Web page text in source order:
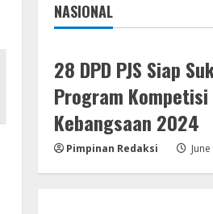
NASIONAL
Jakarta
28 DPD PJS Siap
Program
Kebangsaan 2024
Pimpinan Redaksi